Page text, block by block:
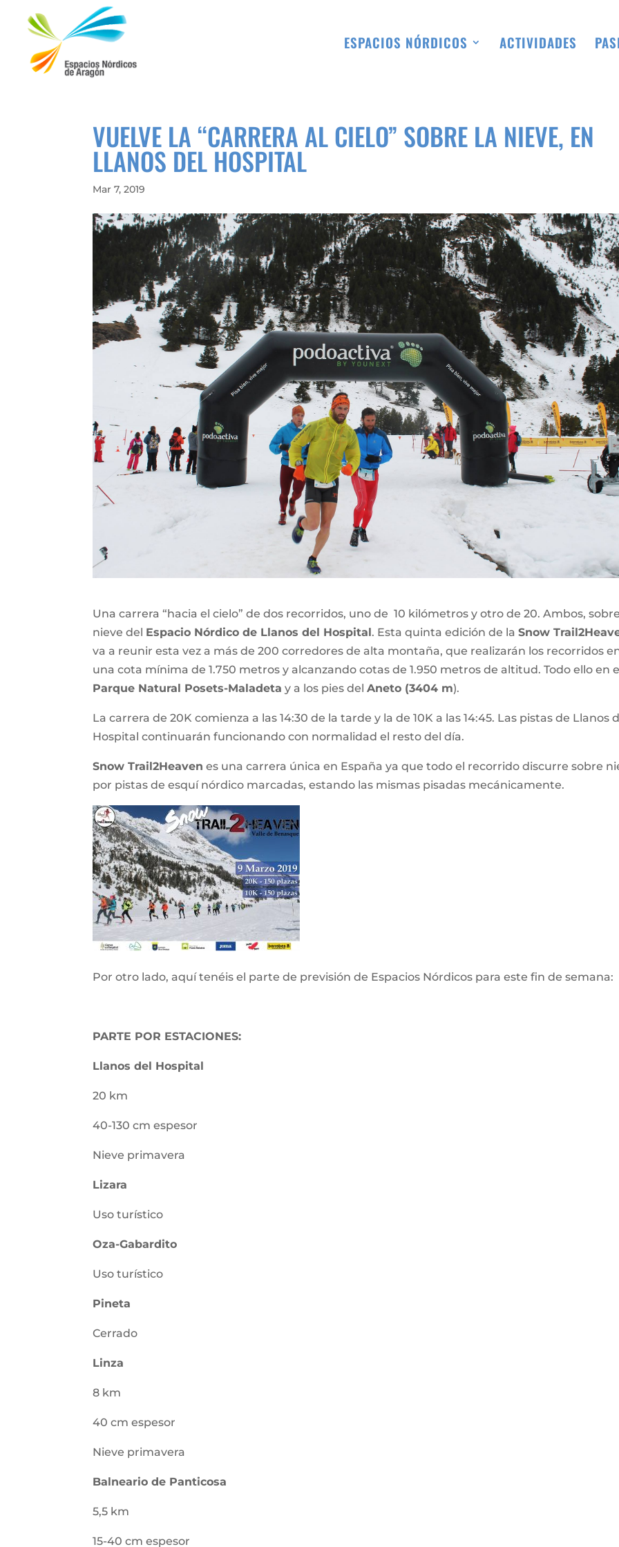
ESPACIOS NÓRDICOS ACTIVIDADES
VUELVE LA “CARRERA AL CIELO” SOBRE LA NIEVE, EN
LLANOS DEL HOSPITAL
Mar 7, 2019
Una carrera “hacia el cielo” de dos recorridos, uno de 10 kilómetros y otro de 20. Ambos,
nieve del Espacio Nórdico de Llanos del Hospital. Esta quinta edición de laSnow
va a reunir esta vez a más de 200 corredores de alta montaña, que realizarán los recorridos
una cota mínima de 1.750 metros y alcanzando cotas de 1.950 metros de altitud. Todo ello en
Parque Natural Posets-Maladeta y a los pies delAneto (3404 m).
La carrera de 20K comienza a las 14:30 de la tarde y la de 10K a las 14:45. Las pistas de Llanos
Hospital continuarán funcionando con normalidad el resto del día.
Snow Trail2Heaven es una carrera única en España ya que todo el recorrido discurre sobre
por pistas de esquí nórdico marcadas, estando las mismas pisadas mecánicamente.
Por otro lado, aquí tenéis el parte de previsión de Espacios Nórdicos para este fin de semana:
PARTE POR ESTACIONES:
Llanos del Hospital
20 km
40-130 cm espesor
Nieve primavera
Lizara
Uso turístico
Oza-Gabardito
Uso turístico
Pineta
Cerrado
Linza
8 km
40 cm espesor
Nieve primavera
Balneario de Panticosa
5,5 km
15-40 cm espesor